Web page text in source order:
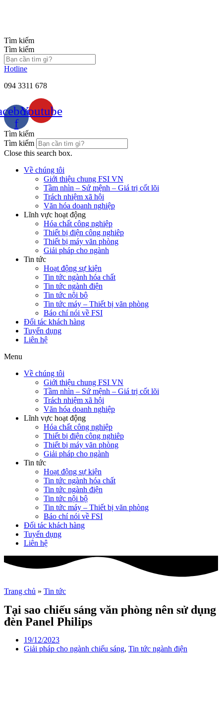
Tìm kiếm
Tìm kiếm
Hotline
094 3311 678
f
Youtube
Tìm kiếm
Tìm kiếm
Close this search box.
Về chúng tôi
Giới thiệu chung FSI VN
Tầm nhìn – Sứ mệnh – Giá trị cốt lõi
Trách nhiệm xã hội
Văn hóa doanh nghiệp
Lĩnh vực hoạt động
Hóa chất công nghiệp
Thiết bị điện công nghiêp
Thiết bị máy văn phòng
Giải pháp cho ngành
Tin tức
Hoạt động sự kiện
Tin tức ngành hóa chất
Tin tức ngành điện
Tin tức nội bộ
Tin tức máy – Thiết bị văn phòng
Báo chí nói về FSI
Đối tác khách hàng
Tuyển dụng
Liên hệ
Menu
Về chúng tôi
Giới thiệu chung FSI VN
Tầm nhìn – Sứ mệnh – Giá trị cốt lõi
Trách nhiệm xã hội
Văn hóa doanh nghiệp
Lĩnh vực hoạt động
Hóa chất công nghiệp
Thiết bị điện công nghiêp
Thiết bị máy văn phòng
Giải pháp cho ngành
Tin tức
Hoạt động sự kiện
Tin tức ngành hóa chất
Tin tức ngành điện
Tin tức nội bộ
Tin tức máy – Thiết bị văn phòng
Báo chí nói về FSI
Đối tác khách hàng
Tuyển dụng
Liên hệ
Trang chủ » Tin tức
Tại sao chiếu sáng văn phòng nên sử dụng
đèn Panel Philips
19/12/2023
Giải pháp cho ngành chiếu sáng, Tin tức ngành điện